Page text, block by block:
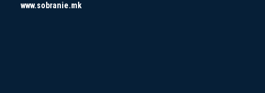
www.sobranie.mk